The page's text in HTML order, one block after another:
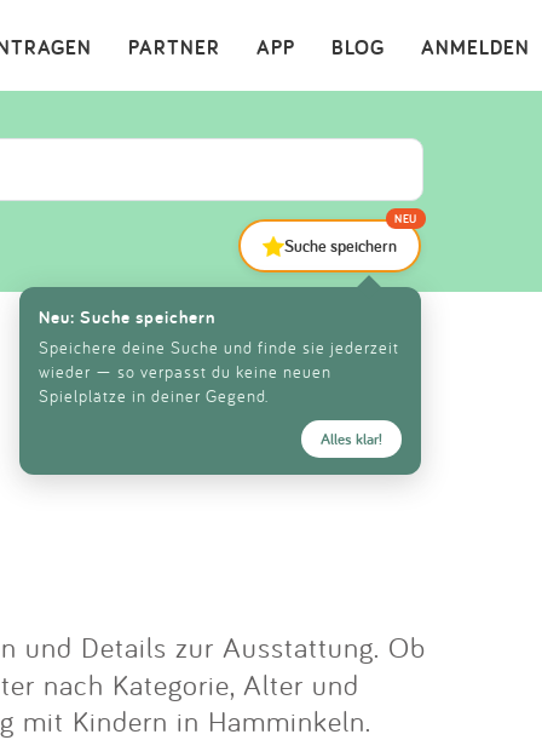
ANMELDEN
BLOG
APP
PARTNER ×
Suche speichern
NEU
Neu: Suche speichern
Speichere deine Suche und finde sie jederzeit
wieder — so verpasst du keine neuen
Spielplätze in deiner Gegend.
Alles klar!
und Details zur Ausstattung. Ob
nach Kategorie, Alter und
mit Kindern in Hamminkeln.